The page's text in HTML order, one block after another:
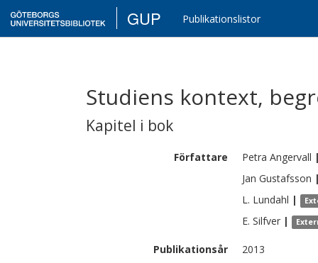
GUP Publikationslistor
Studiens kontext,
Kapitel i bok
Författare Petra Angervall
Jan Gustafsson
L. Lundahl |
E. Silfver |
Publikationsår
2013